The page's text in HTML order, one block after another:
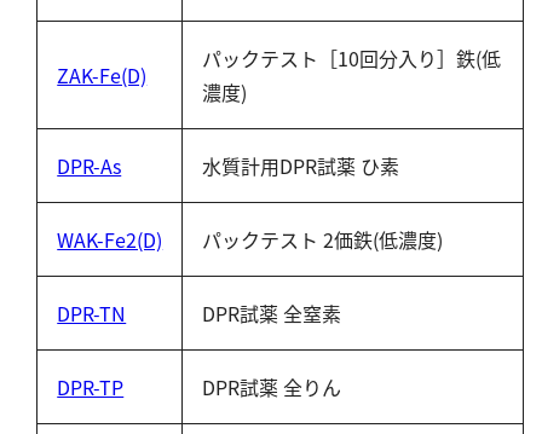
ZAK-Fe(D)
パックテスト［10回分入り］鉄(低
濃度)
DPR-As 水質計用DPR試薬 ひ素
WAK-Fe2(D) パックテスト 2価鉄(低濃度)
DPR-TN DPR試薬 全窒素
DPR-TP DPR試薬 全りん